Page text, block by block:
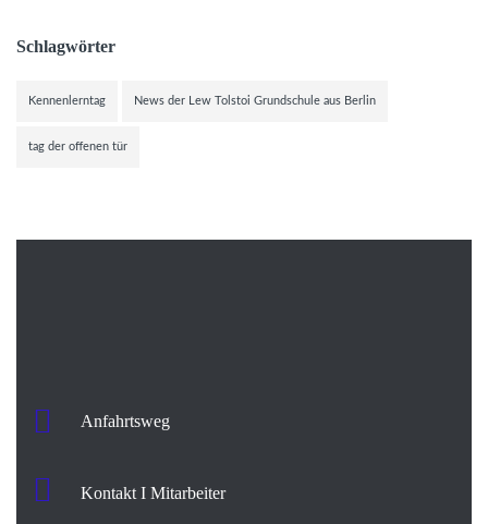
Schlagwörter
Kennenlerntag News der Lew Tolstoi Grundschule aus Berlin
tag der offenen tür
Anfahrtsweg
Kontakt I Mitarbeiter